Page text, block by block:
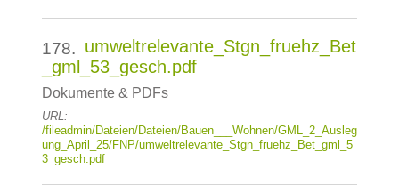
178. umweltrelevante_Stgn_fruehz_Bet
_gml_53_gesch.pdf
Dokumente & PDFs
URL:
/fileadmin/Dateien/Dateien/Bauen___Wohnen/GML_2_Ausleg
ung_April_25/FNP/umweltrelevante_Stgn_fruehz_Bet_gml_5
3_gesch.pdf